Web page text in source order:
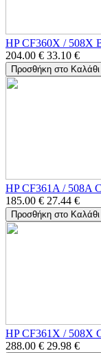
HP CF360X / 508X
204.00 € 33.10 €
Προσθήκη στο Καλάθι
HP CF361A / 508A
185.00 € 27.44 €
Προσθήκη στο Καλάθι
HP CF361X / 508X
288.00 € 29.98 €